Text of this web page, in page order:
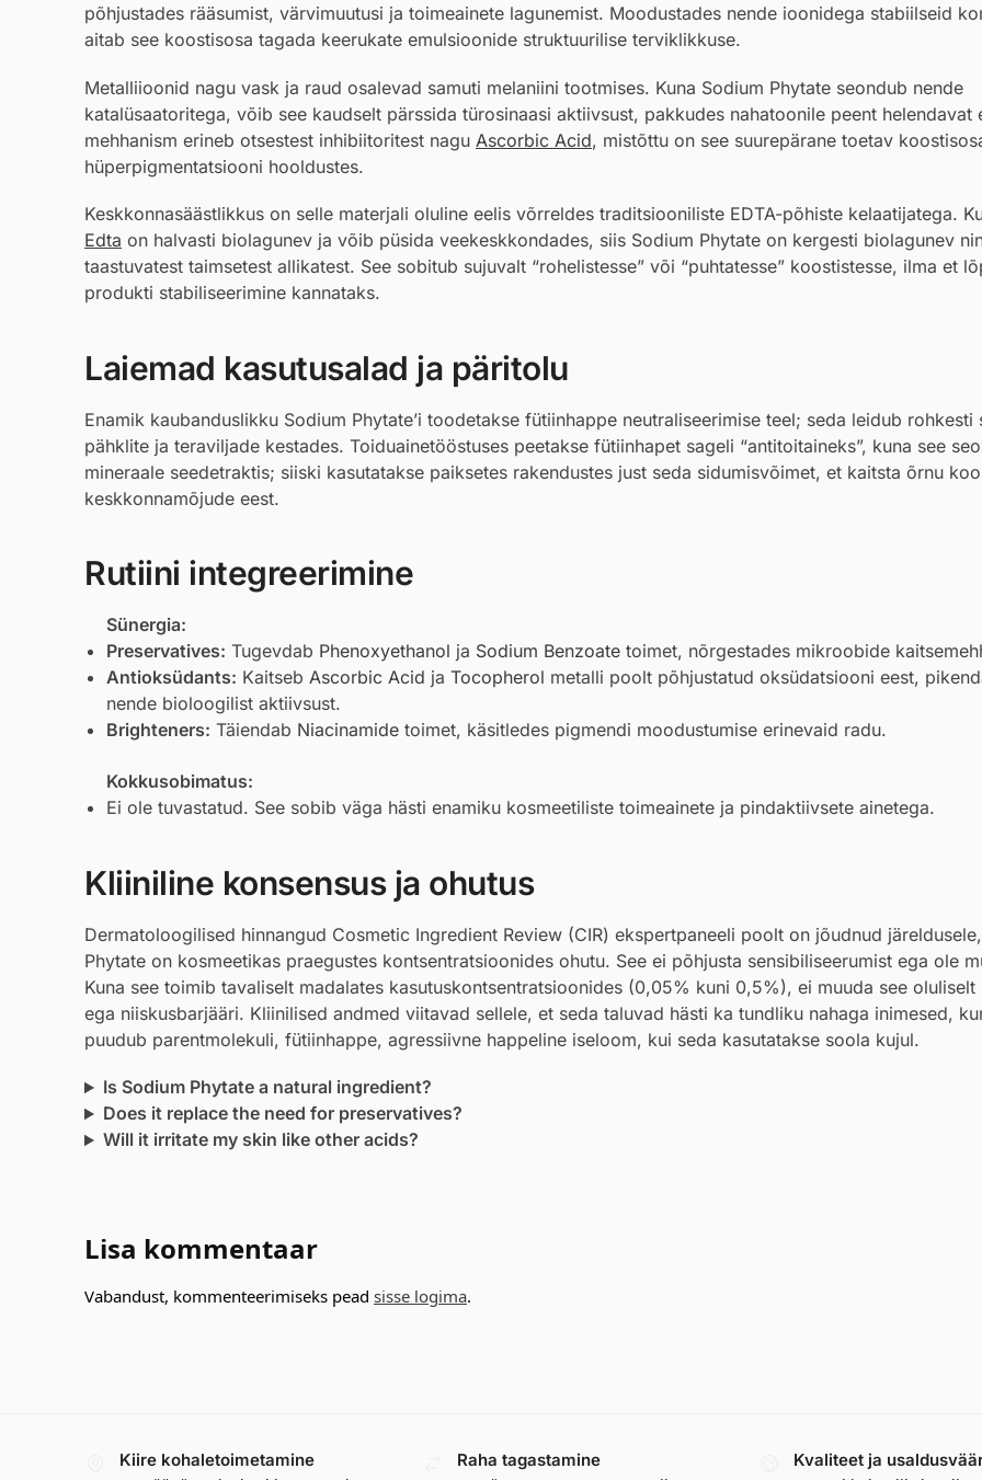
põhjustades rääsumist, värvimuutusi ja toimeainete lagunemist. Moodustades nende ioonidega stabiilseid
aitab see koostisosa tagada keerukate emulsioonide struktuurilise terviklikkuse.
Metalliioonid nagu vask ja raud osalevad samuti melaniini tootmises. Kuna Sodium Phytate seondub nende
katalüsaatoritega, võib see kaudselt pärssida türosinaasi aktiivsust, pakkudes nahatoonile peent helendavat
mehhanism erineb otsestest inhibiitoritest nagu Ascorbic Acid, mistõttu on see suurepärane toetav
hüperpigmentatsiooni hooldustes.
Keskkonnasäästlikkus on selle materjali oluline eelis võrreldes traditsiooniliste EDTA-põhiste kelaatijatega.
Edta on halvasti biolagunev ja võib püsida veekeskkondades, siis Sodium Phytate on kergesti biolagunev
taastuvatest taimsetest allikatest. See sobitub sujuvalt “rohelistesse” või “puhtatesse” koostistesse, ilma et
produkti stabiliseerimine kannataks.
Laiemad kasutusalad ja päritolu
Enamik kaubanduslikku Sodium Phytate’i toodetakse fütiinhappe neutraliseerimise teel; seda leidub rohkesti
pähklite ja teraviljade kestades. Toiduainetööstuses peetakse fütiinhapet sageli “antitoitaineks”, kuna see
mineraale seedetraktis; siiski kasutatakse paiksetes rakendustes just seda sidumisvõimet, et kaitsta õrnu
keskkonnamõjude eest.
Rutiini integreerimine
Sünergia:
Preservatives: Tugevdab Phenoxyethanol ja Sodium Benzoate toimet, nõrgestades mikroobide
Antioksüdants: Kaitseb Ascorbic Acid ja Tocopherol metalli poolt põhjustatud oksüdatsiooni eest,
nende bioloogilist aktiivsust.
Brighteners: Täiendab Niacinamide toimet, käsitledes pigmendi moodustumise erinevaid radu.
Kokkusobimatus:
Ei ole tuvastatud. See sobib väga hästi enamiku kosmeetiliste toimeainete ja pindaktiivsete ainetega.
Kliiniline konsensus ja ohutus
Dermatoloogilised hinnangud Cosmetic Ingredient Review (CIR) ekspertpaneeli poolt on jõudnud
Phytate on kosmeetikas praegustes kontsentratsioonides ohutu. See ei põhjusta sensibiliseerumist ega ole
Kuna see toimib tavaliselt madalates kasutuskontsentratsioonides (0,05% kuni 0,5%), ei muuda see oluliselt
ega niiskusbarjääri. Kliinilised andmed viitavad sellele, et seda taluvad hästi ka tundliku nahaga inimesed,
puudub parentmolekuli, fütiinhappe, agressiivne happeline iseloom, kui seda kasutatakse soola kujul.
Is Sodium Phytate a natural ingredient?
Does it replace the need for preservatives?
Will it irritate my skin like other acids?
Lisa kommentaar
Vabandust, kommenteerimiseks pead sisse logima.
Kiire kohaletoimetamine
Raha tagastamine
Kvaliteet ja